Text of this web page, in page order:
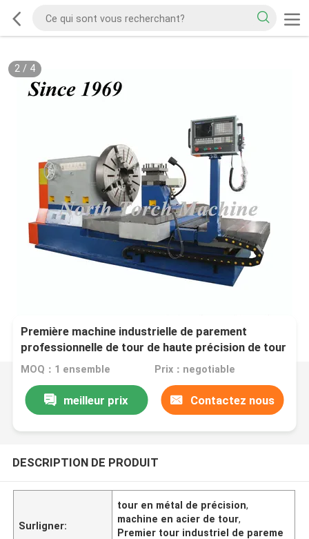
2/ 4
Première machine industrielle de parement
professionnelle de tour de haute précision de tour
en métal
MOQ：1 ensemble Prix：negotiable
meilleur prix Contactez nous
DESCRIPTION DE PRODUIT
Surligner:
tour en métal de précision,
machine en acier de tour,
Premier tour industriel de pareme